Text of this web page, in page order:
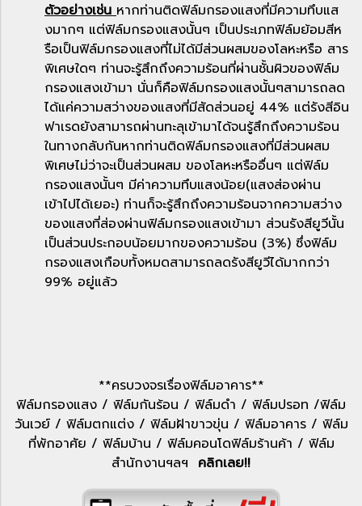
ตัวอย่างเช่น หากท่านติดฟิล์มกรองแสงที่มีความทึบแส
งมากๆ แต่ฟิล์มกรองแสงนั้นๆ เป็นประเภทฟิล์มย้อมสีห
รือเป็นฟิล์มกรองแสงที่ไม่ได้มีส่วนผสมของโลหะหรือ สาร
พิเศษใดๆ ท่านจะรู้สึกถึงความร้อนที่ผ่านชั้นผิวของฟิล์ม
กรองแสงเข้ามา นั่นก็คือฟิล์มกรองแสงนั้นๆสามารถลด
ได้แค่ความสว่างของแสงที่มีสัดส่วนอยู่ 44% แต่รังสีอิน
ฟาเรดยังสามารถผ่านทะลุเข้ามาได้จนรู้สึกถึงความร้อน
ในทางกลับกันหากท่านติดฟิล์มกรองแสงที่มีส่วนผสม
พิเศษไม่ว่าจะเป็นส่วนผสม ของโลหะหรืออื่นๆ แต่ฟิล์ม
กรองแสงนั้นๆ มีค่าความทึบแสงน้อย(แสงส่องผ่าน
เข้าไปได้เยอะ) ท่านก็จะรู้สึกถึงความร้อนจากความสว่าง
ของแสงที่ส่องผ่านฟิล์มกรองแสงเข้ามา ส่วนรังสียูวีนั้น
เป็นส่วนประกอบน้อยมากของความร้อน (3%) ซึ่งฟิล์ม
กรองแสงเกือบทั้งหมดสามารถลดรังสียูวีได้มากกว่า
99% อยู่แล้ว
**ครบวงจรเรื่องฟิล์มอาคาร**
ฟิล์มกรองแสง / ฟิล์มกันร้อน / ฟิล์มดำ / ฟิล์มปรอท /ฟิล์ม
วันเวย์ / ฟิล์มตกแต่ง / ฟิล์มฝ้าขาวขุ่น / ฟิล์มอาคาร / ฟิล์ม
ที่พักอาศัย / ฟิล์มบ้าน / ฟิล์มคอนโดฟิล์มร้านค้า / ฟิล์ม
สำนักงานฯลฯ คลิกเลย!!